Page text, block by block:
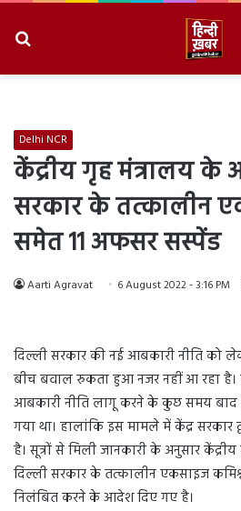
Delhi NCR
केंद्रीय गृह मंत्रालय के
सरकार के तत्कालीन
समेत 11 अफसर सस्पेंड
Aarti Agravat 6 August 2022 - 3:16 PM
दिल्ली सरकार की नई आबकारी नीति को
बीच बवाल रुकता हुआ नजर नहीं आ रहा है।
आबकारी नीति लागू करने के कुछ समय बाद
गया था। हालांकि इस मामले में केंद्र सरकार
है। सूत्रों से मिली जानकारी के अनुसार
दिल्ली सरकार के तत्कालीन एकसाइज
निलंबित करने के आदेश दिए गए है।